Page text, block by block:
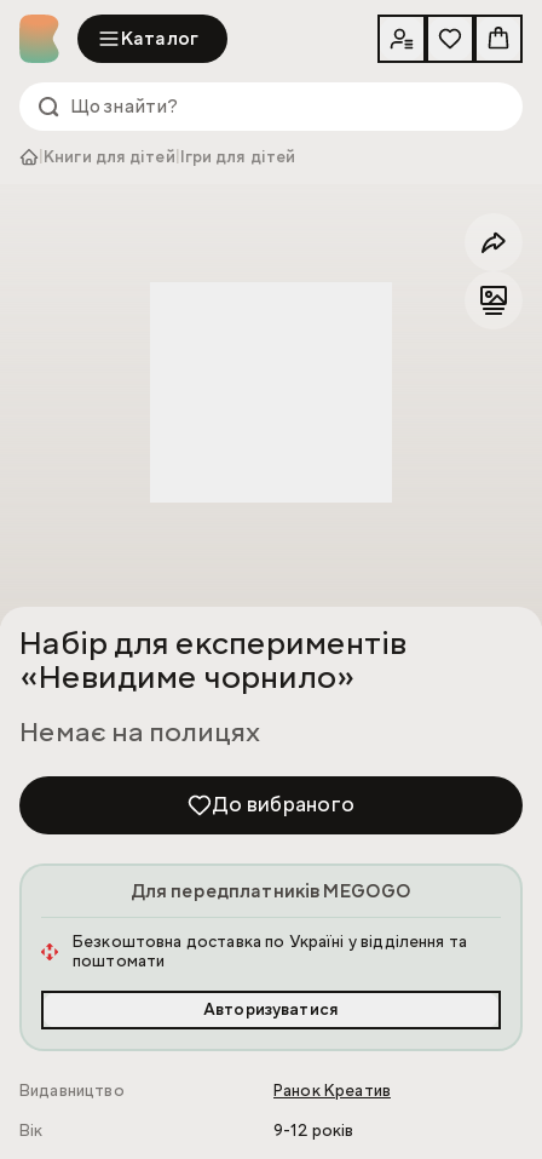
Каталог
Книги для дітей Ігри для дітей
Набір для експериментів
«Невидиме чорнило»
Немає на полицях
До вибраного
Для передплатників MEGOGO
Безкоштовна доставка по Україні у відділення та
поштомати
Авторизуватися
Видавництво
Ранок Креатив
Вік
9-12 років